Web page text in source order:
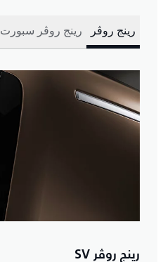
رينج روڤر رينج روڤر سبورت
رينج روڤر SV